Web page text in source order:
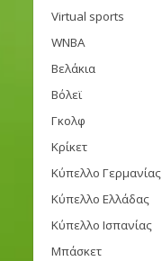
Virtual sports
WNBA
Βελάκια
Βόλεϊ
Γκολφ
Κρίκετ
Κύπελλο Γερμανίας
Κύπελλο Ελλάδας
Κύπελλο Ισπανίας
Μπάσκετ